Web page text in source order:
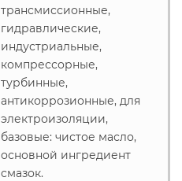
трансмиссионные,
гидравлические,
индустриальные,
компрессорные,
турбинные,
антикоррозионные, для
электроизоляции,
базовые: чистое масло,
основной ингредиент
смазок.